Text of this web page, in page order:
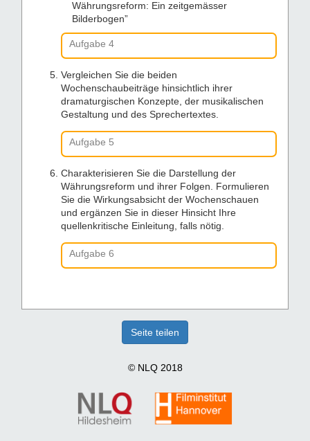
Währungsreform: Ein zeitgemässer
Bilderbogen”
Aufgabe 4
Vergleichen Sie die beiden
Wochenschaubeiträge hinsichtlich ihrer
dramaturgischen Konzepte, der musikalischen
Gestaltung und des Sprechertextes.
Aufgabe 5
Charakterisieren Sie die Darstellung der
Währungsreform und ihrer Folgen. Formulieren
Sie die Wirkungsabsicht der Wochenschauen
und ergänzen Sie in dieser Hinsicht Ihre
quellenkritische Einleitung, falls nötig.
Aufgabe 6
Seite teilen
© NLQ 2018